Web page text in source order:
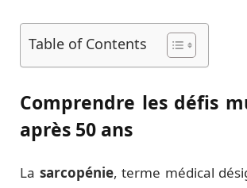
Table of Contents
Comprendre les défis
après 50 ans
La sarcopénie, terme médical